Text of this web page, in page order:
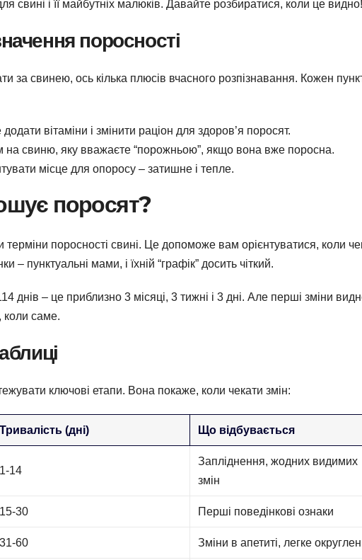
свині і її майбутніх малюків. Давайте розбиратися, коли це видно!
поросності
за свинею, ось кілька плюсів вчасного розпізнавання. Кожен
вітаміни і змінити раціон для здоров’я поросят.
на свиню, яку вважаєте “порожньою”, якщо вона вже поросна.
місце для опоросу – затишне і тепле.
поросят?
поросності свині. Це допоможе вам орієнтуватися, коли
– пунктуальні мами, і їхній “графік” досить чіткий.
днів – це приблизно 3 місяці, 3 тижні і 3 дні. Але перші зміни
коли саме.
ключові етапи. Вона покаже, коли чекати змін:
Тривалість (дні) Що відбувається
1-14
Запліднення, жодних видимих
змін
15-30 Перші поведінкові ознаки
31-60 Зміни в апетиті, легке